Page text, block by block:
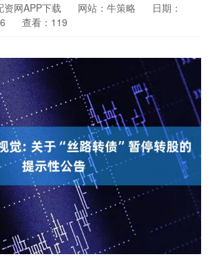
资网APP下载 网站：牛策略
日期：
查看：119